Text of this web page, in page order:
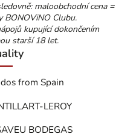
maloobchodní cena =
BONOViNO Clubu.
kupující dokončením
starší 18 let.
from Spain
LEROY
BODEGAS